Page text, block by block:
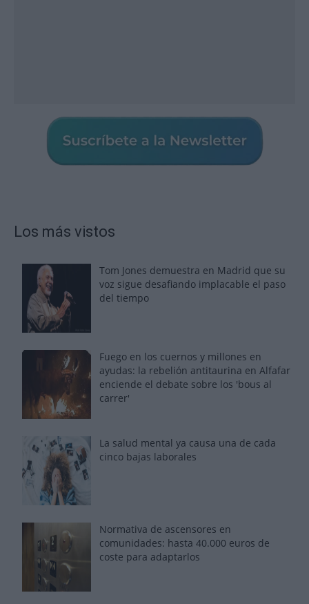
Los más vistos
Tom Jones demuestra en Madrid que su
voz sigue desafiando implacable el paso
del tiempo
Fuego en los cuernos y millones en
ayudas: la rebelión antitaurina en Alfafar
enciende el debate sobre los 'bous al
carrer'
La salud mental ya causa una de cada
cinco bajas laborales
Normativa de ascensores en
comunidades: hasta 40.000 euros de
coste para adaptarlos